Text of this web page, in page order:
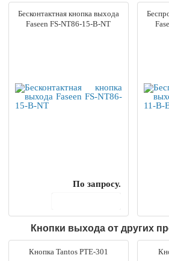
Бесконтактная кнопка выхода
Faseen FS-NT86-15-B-NT
По запросу.
Кнопки выхода от других
Кнопка Tantos PTE-301